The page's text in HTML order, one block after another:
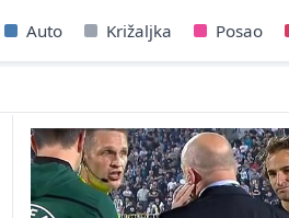
Auto Križaljka Posao